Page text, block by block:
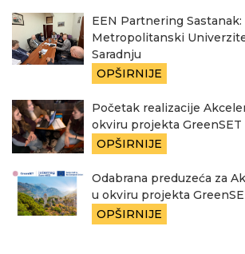
EEN Partnering Sastanak:
Metropolitanski
Saradnju
OPŠIRNIJE
Početak realizacije
okviru projekta GreenSET
OPŠIRNIJE
Odabrana preduzeća za
u okviru projekta
OPŠIRNIJE